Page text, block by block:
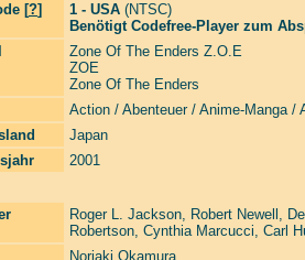
[?] 1 - USA (NTSC)
Benötigt Codefree-Player zum
Zone Of The Enders Z.O.E
ZOE
Zone Of The Enders
Action / Abenteuer / Anime-Manga
Japan
2001
Roger L. Jackson, Robert Newell ,
Robertson, Cynthia Marcucci, Carl
Noriaki Okamura